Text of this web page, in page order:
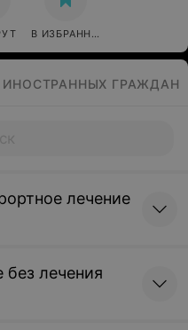
В ИЗБРАННОЕ
ИНОСТРАННЫХ ГРАЖДАН
лечение
без лечения